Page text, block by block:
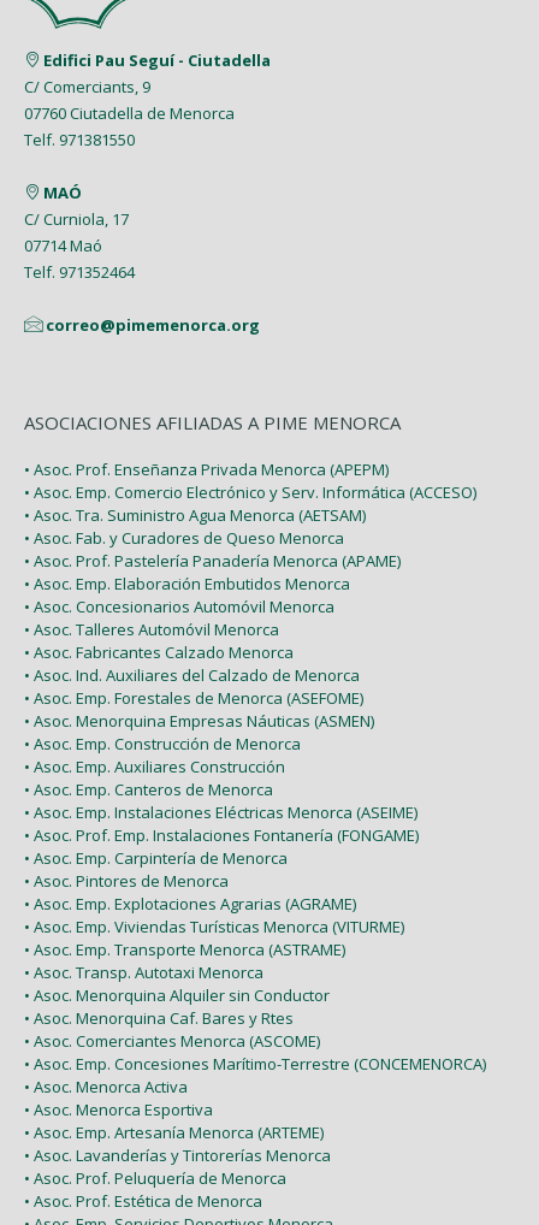
Edifici Pau Seguí - Ciutadella
C/ Comerciants, 9
07760 Ciutadella de Menorca
Telf. 971381550
MAÓ
C/ Curniola, 17
07714 Maó
Telf. 971352464
correo@pimemenorca.org
ASOCIACIONES AFILIADAS A PIME MENORCA
• Asoc. Prof. Enseñanza Privada Menorca (APEPM)
• Asoc. Emp. Comercio Electrónico y Serv. Informática (ACCESO)
• Asoc. Tra. Suministro Agua Menorca (AETSAM)
• Asoc. Fab. y Curadores de Queso Menorca
• Asoc. Prof. Pastelería Panadería Menorca (APAME)
• Asoc. Emp. Elaboración Embutidos Menorca
• Asoc. Concesionarios Automóvil Menorca
• Asoc. Talleres Automóvil Menorca
• Asoc. Fabricantes Calzado Menorca
• Asoc. Ind. Auxiliares del Calzado de Menorca
• Asoc. Emp. Forestales de Menorca (ASEFOME)
• Asoc. Menorquina Empresas Náuticas (ASMEN)
• Asoc. Emp. Construcción de Menorca
• Asoc. Emp. Auxiliares Construcción
• Asoc. Emp. Canteros de Menorca
• Asoc. Emp. Instalaciones Eléctricas Menorca (ASEIME)
• Asoc. Prof. Emp. Instalaciones Fontanería (FONGAME)
• Asoc. Emp. Carpintería de Menorca
• Asoc. Pintores de Menorca
• Asoc. Emp. Explotaciones Agrarias (AGRAME)
• Asoc. Emp. Viviendas Turísticas Menorca (VITURME)
• Asoc. Emp. Transporte Menorca (ASTRAME)
• Asoc. Transp. Autotaxi Menorca
• Asoc. Menorquina Alquiler sin Conductor
• Asoc. Menorquina Caf. Bares y Rtes
• Asoc. Comerciantes Menorca (ASCOME)
• Asoc. Emp. Concesiones Marítimo-Terrestre (CONCEMENORCA)
• Asoc. Menorca Activa
• Asoc. Menorca Esportiva
• Asoc. Emp. Artesanía Menorca (ARTEME)
• Asoc. Lavanderías y Tintorerías Menorca
• Asoc. Prof. Peluquería de Menorca
• Asoc. Prof. Estética de Menorca